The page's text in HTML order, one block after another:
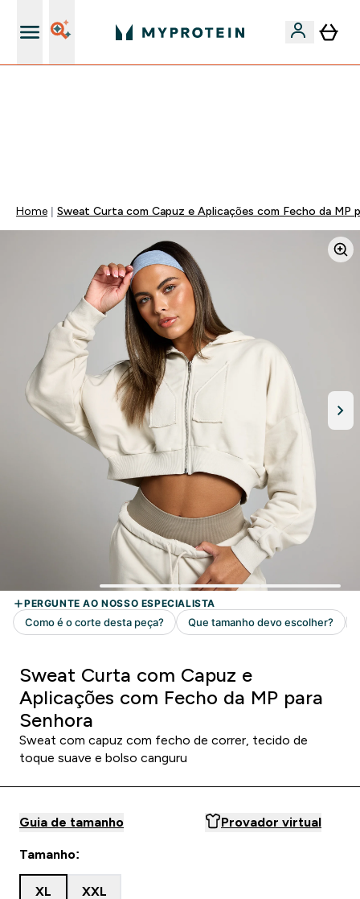
Home Sweat Curta com Capuz e Aplicações com Fecho da MP
Sweat Curta com Capuz e
Aplicações com Fecho da MP para
Senhora
Sweat com capuz com fecho de correr, tecido de
toque suave e bolso canguru
Guia de tamanho Provador virtual
Tamanho:
XL XXL